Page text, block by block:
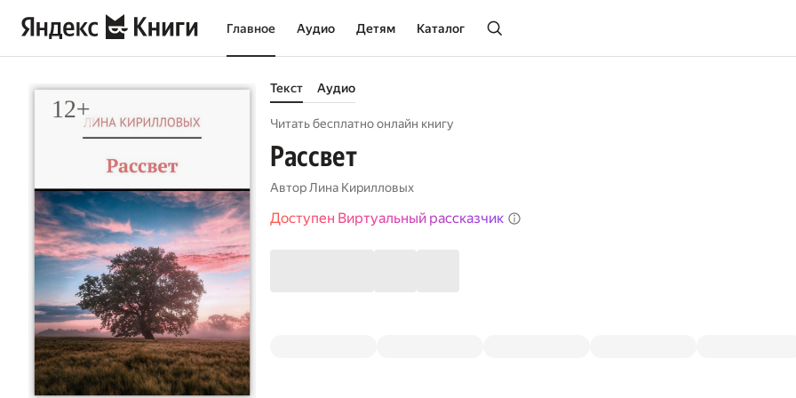
Главное Аудио Детям Каталог
Текст Аудио
Читать бесплатно онлайн книгу
Рассвет
АвторЛина Кирилловых
Доступен Виртуальный рассказчик